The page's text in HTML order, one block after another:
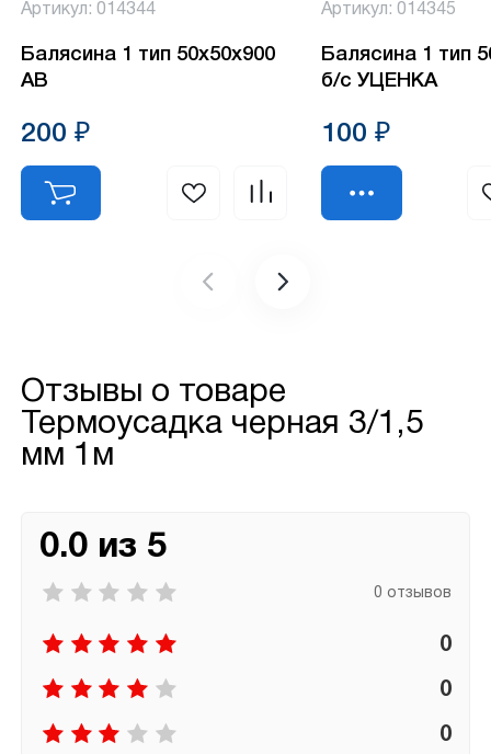
Артикул: 014344
Балясина 1 тип 50х50х900
АВ
200 ₽
Артикул: 014345
Балясина 1 тип
б/с УЦЕНКА
100 ₽
Отзывы о товаре
Термоусадка черная 3/1,5
мм 1м
0.0 из 5
0 отзывов
0
0
0